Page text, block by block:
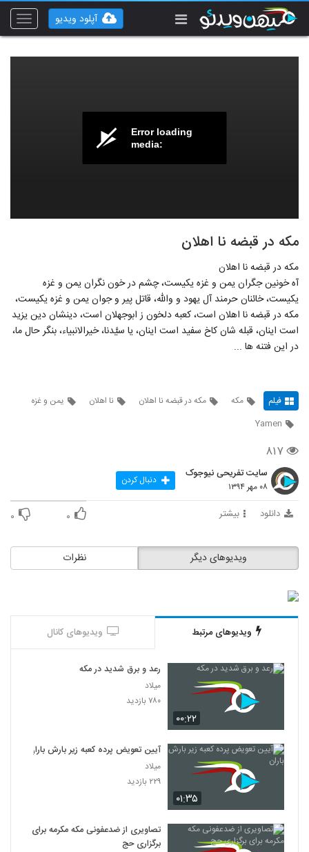
Toggle
آپلود ویدیو
Error loading
media:
مکه در قبضه نا اهلان
مکه در قبضه نا اهلان
آه خونین جگران یمن و غزه یکیست، چشم در خون نگران یمن و غزه
یکیست، خائنان حرمند آل یهود و والله، قاتل پیر و جوان یمن و غزه یکیست،
مکه در قبضه نا اهلان است، کعبه دلخون ز ابوجهلان است، دینشان دین یزید
است اینان، قبله شان کاخ سفید است اینان، یا سیَّدنا، خیرالانبیاء، بنگر حال ما،
در این فتنه ها ...
فیلم مکه مکه در قبضه نا اهلان نا اهلان
یمن و غزه
Yamen
۸۱۷
سایت تفریحی نیوجوک
۰۸ مهر ۱۳۹۴ دنبال کردن
دانلود بیشتر ۰ ۰
نظرات ویدیوهای دیگر
ویدیوهای مرتبط ویدیوهای کانال
۰۰:۲۲
رعد و برق شدید در مکه
میلاد
۷۸۰ بازدید
۰۱:۳۵
آیین تعویض پرده کعبه زیر بارش باران
میلاد
۲۲۹ بازدید
تصاویری از ضدعفونی مکه مکرمه برای
برگزاری حج